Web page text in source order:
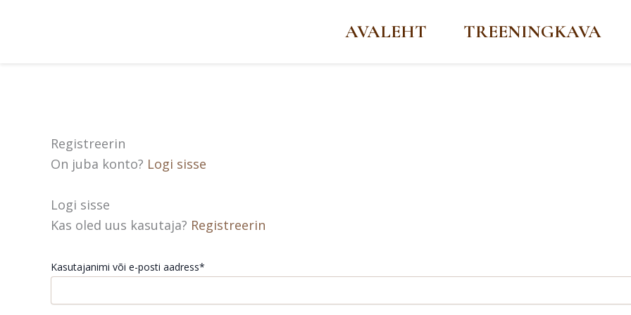
AVALEHT TREENINGKAVA
Registreerin
On juba konto? Logi sisse
Logi sisse
Kas oled uus kasutaja? Registreerin
Kasutajanimi või e-posti aadress*